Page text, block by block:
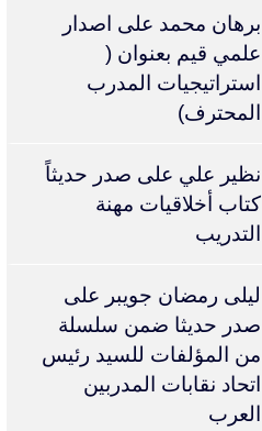
برهان محمد على اصدار
علمي قيم بعنوان (
استراتيجيات المدرب
المحترف)
نظير علي على صدر حديثاً
كتاب أخلاقيات مهنة
التدريب
ليلى رمضان جويبر على
صدر حديثا ضمن سلسلة
من المؤلفات للسيد رئيس
اتحاد نقابات المدربين
العرب